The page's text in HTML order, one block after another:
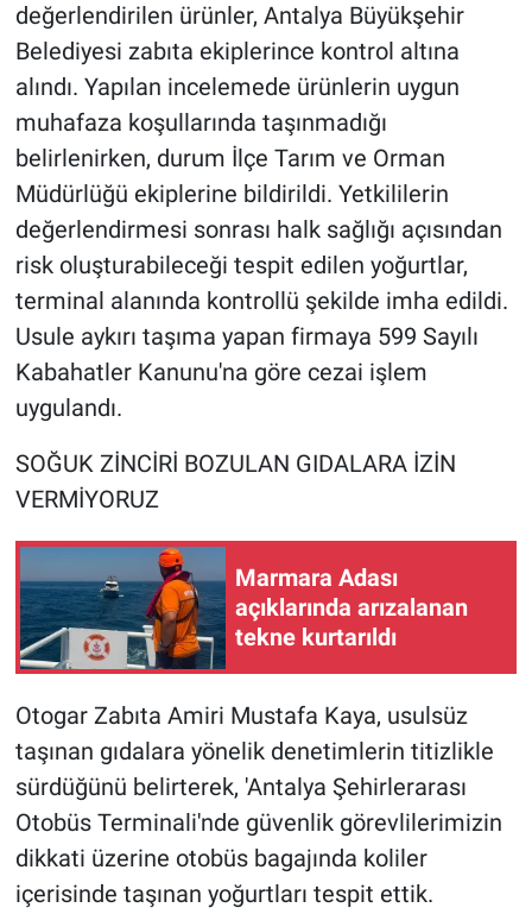
değerlendirilen ürünler, Antalya Büyükşehir
Belediyesi zabıta ekiplerince kontrol altına
alındı. Yapılan incelemede ürünlerin uygun
muhafaza koşullarında taşınmadığı
belirlenirken, durum İlçe Tarım ve Orman
Müdürlüğü ekiplerine bildirildi. Yetkililerin
değerlendirmesi sonrası halk sağlığı açısından
risk oluşturabileceği tespit edilen yoğurtlar,
terminal alanında kontrollü şekilde imha edildi.
Usule aykırı taşıma yapan firmaya 599 Sayılı
Kabahatler Kanunu'na göre cezai işlem
uygulandı.
SOĞUK ZİNCİRİ BOZULAN GIDALARA İZİN
VERMİYORUZ
Marmara Adası
açıklarında arızalanan
tekne kurtarıldı
Otogar Zabıta Amiri Mustafa Kaya, usulsüz
taşınan gıdalara yönelik denetimlerin titizlikle
sürdüğünü belirterek, 'Antalya Şehirlerarası
Otobüs Terminali'nde güvenlik görevlilerimizin
dikkati üzerine otobüs bagajında koliler
içerisinde taşınan yoğurtları tespit ettik.